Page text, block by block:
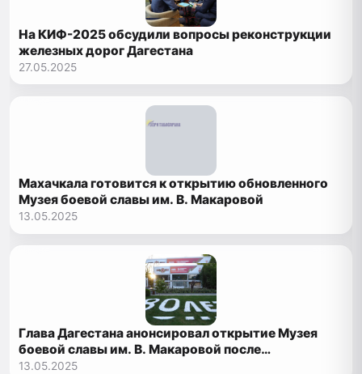
На КИФ-2025 обсудили вопросы реконструкции
железных дорог Дагестана
27.05.2025
Махачкала готовится к открытию обновленного
Музея боевой славы им. В. Макаровой
13.05.2025
Глава Дагестана анонсировал открытие Музея
боевой славы им. В. Макаровой после
реконструкции
13.05.2025